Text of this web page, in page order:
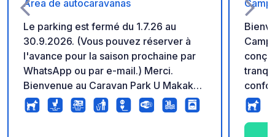
Área de autocaravanas
Le parking est fermé du 1.7.26 au
30.9.2026. (Vous pouvez réserver à
l'avance pour la saison prochaine par
WhatsApp ou par e-mail.) Merci.
Bienvenue au Caravan Park U Makaka,
le premier camping privé tchèque en
Espagne, créé par une famille